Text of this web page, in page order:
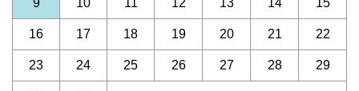
16 17 18 19 20 21 22
23 24 25 26 27 28 29